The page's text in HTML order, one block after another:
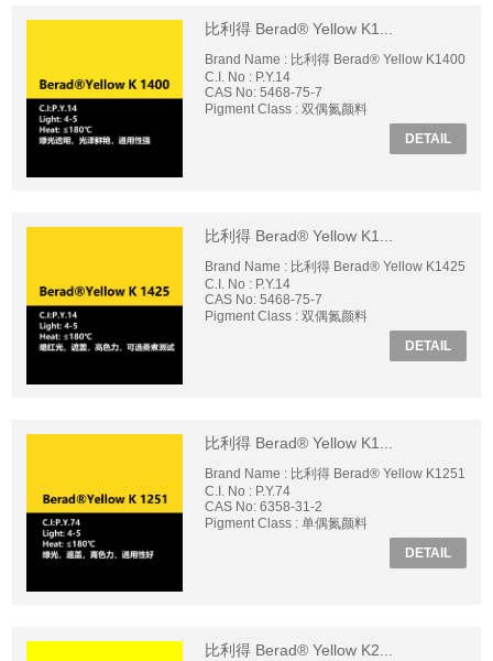
比利得 Berad® Yellow K1...
Brand Name : 比利得 Berad® Yellow K1400
C.I. No : P.Y.14
CAS No: 5468-75-7
Pigment Class : 双偶氮颜料
DETAIL
比利得 Berad® Yellow K1...
Brand Name : 比利得 Berad® Yellow K1425
C.I. No : P.Y.14
CAS No: 5468-75-7
Pigment Class : 双偶氮颜料
DETAIL
比利得 Berad® Yellow K1...
Brand Name : 比利得 Berad® Yellow K1251
C.I. No : P.Y.74
CAS No: 6358-31-2
Pigment Class : 单偶氮颜料
DETAIL
比利得 Berad® Yellow K2...